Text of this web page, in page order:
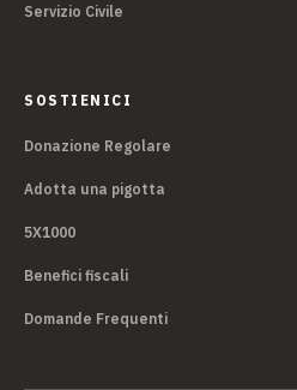
Servizio Civile
SOSTIENICI
Donazione Regolare
Adotta una pigotta
5X1000
Benefici fiscali
Domande Frequenti